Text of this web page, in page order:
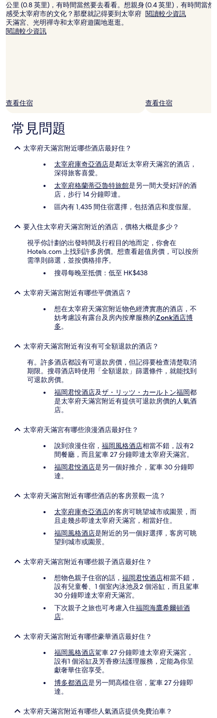
公里 (0.8 英里)，有時間當然要去看看。想親身
感受太宰府市的文化？那麼就記得要到太宰府
天滿宮、光明禪寺和太宰府遊園地逛逛。
閱讀較少資訊
查看住宿
(0.4 英里)，有時間當然
閱讀較少資訊
查看住宿
常見問題
太宰府天滿宮附近哪些酒店最好住？
太宰府庫奇亞酒店是鄰近太宰府天滿宮的酒店，
深得旅客喜愛。
太宰府格蘭蒂亞魯特旅館是另一間大受好評的酒
店，步行 14 分鐘即達。
區內有 1,435 間住宿選擇，包括酒店和度假屋。
要入住太宰府天滿宮附近的酒店，價格大概是多少？
視乎你計劃的出發時間及行程目的地而定，你會在
Hotels.com 上找到許多房價。想查看超值房價，可以按所
需準則篩選，並按價格排序。
搜尋每晚至抵價：低至 HK$438
太宰府天滿宮附近有哪些平價酒店？
想在太宰府天滿宮附近物色經濟實惠的酒店，不
妨考慮設有露台及房內按摩服務的Zonk酒店博
多。
太宰府天滿宮附近有沒有可全額退款的酒店？
有。許多酒店都設有可退款房價，但記得要檢查清楚取消
期限。搜尋酒店時使用「全額退款」篩選條件，就能找到
可退款房價。
福岡君悅酒店及ザ・リッツ・カールトン福岡都
是太宰府天滿宮附近有提供可退款房價的人氣酒
店。
太宰府天滿宮有哪些浪漫酒店最好住？
說到浪漫住宿， 福岡風格酒店相當不錯，設有2
間餐廳，而且駕車 27 分鐘即達太宰府天滿宮。
福岡君悅酒店是另一個好推介，駕車 30 分鐘即
達。
太宰府天滿宮附近有哪些酒店的客房景觀一流？
太宰府庫奇亞酒店的客房可眺望城市或園景，而
且走幾步即達太宰府天滿宮，相當好住。
福岡風格酒店是附近的另一個好選擇，客房可眺
望到城市或園景。
太宰府天滿宮附近有哪些親子酒店最好住？
想物色親子住宿的話， 福岡君悅酒店相當不錯，
設有兒童餐、1 個室內泳池及2 個浴缸，而且駕車
30 分鐘即達太宰府天滿宮。
下次親子之旅也可考慮入住福岡海鷹希爾頓酒
店。
太宰府天滿宮附近有哪些豪華酒店最好住？
福岡風格酒店駕車 27 分鐘即達太宰府天滿宮，
設有1 個浴缸及芳香療法護理服務，定能為你呈
獻奢華住宿享受。
博多都酒店是另一間高檔住宿，駕車 27 分鐘即
達。
太宰府天滿宮附近有哪些人氣酒店提供免費泊車？